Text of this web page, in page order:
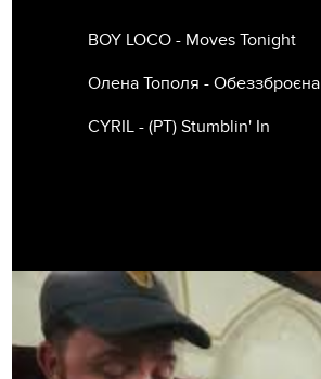
BOY LOCO - Moves Tonight
Олена Тополя - Обеззброєна
CYRIL - (РТ) Stumblin' In